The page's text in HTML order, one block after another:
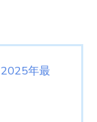
2025年最